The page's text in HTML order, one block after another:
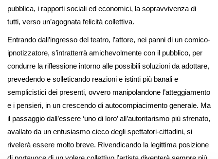
pubblica, i rapporti sociali ed economici, la sopravvivenza di
tutti, verso un’agognata felicità collettiva.
Entrando dall’ingresso del teatro, l’attore, nei panni di un comico-
ipnotizzatore, s’intratterrà amichevolmente con il pubblico, per
condurre la riflessione intorno alle possibili soluzioni da adottare,
prevedendo e solleticando reazioni e istinti più banali e
semplicistici dei presenti, ovvero manipolandone l’atteggiamento
e i pensieri, in un crescendo di autocompiacimento generale. Ma
il passaggio dall’essere ‘uno di loro’ all’autoritarismo più sfrenato,
avallato da un entusiasmo cieco degli spettatori-cittadini, si
rivelerà essere molto breve. Rivendicando la legittima posizione